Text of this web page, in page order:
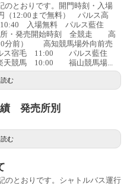
のとおりです。開門時刻・入場
12:00まで無料） パルス高
入場無料 パルス藍住
所・発売開始時刻 全競走 高
分前） 高知競馬場外向前売
宿毛 11:00 パルス藍住
競馬 10:00 福山競馬場...
む
発売所別
む
のとおりです。シャトルバス運行